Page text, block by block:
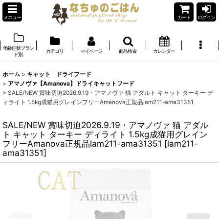
メニュー カート ログイン
年齢症状ブラン
ド別
カテゴリ マイページ 商品検索 カレンダー
ホーム > キャット ドライフード
> アマノヴァ【Amanova】ドライキャットフード
> SALE/NEW 賞味切迫2026.9.19・アマノヴァ 猫 アダルト キャット ターキー デ
ィライト 1.5kg成猫用グレインフリーAmanova正規品lam211-ama31351
SALE/NEW 賞味切迫2026.9.19・アマノヴァ 猫 アダル
ト キャット ターキー ディライト 1.5kg成猫用グレイン
フリーAmanova正規品lam211-ama31351 [lam211-
ama31351]